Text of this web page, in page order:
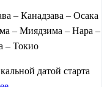
– Канадзава – Осака
– Миядзима – Нара –
– Токио
датой старта